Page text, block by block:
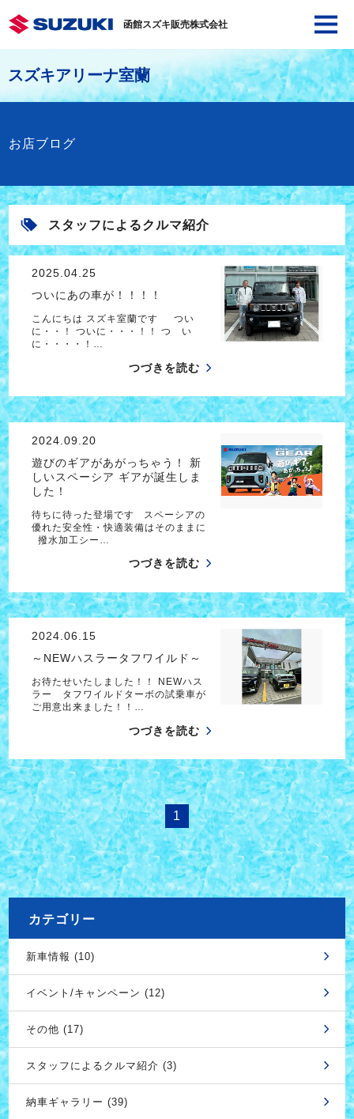
函館スズキ販売株式会社
スズキアリーナ室蘭
お店ブログ
スタッフによるクルマ紹介
2025.04.25
ついにあの車が！！！！
こんにちは スズキ室蘭です つい
に・・！ ついに・・・！！ つ い
に・・・・！…
つづきを読む
2024.09.20
遊びのギアがあがっちゃう！ 新
しいスペーシア ギアが誕生しま
した！
待ちに待った登場です スペーシアの
優れた安全性・快適装備はそのままに
撥水加工シー…
つづきを読む
2024.06.15
～NEWハスラータフワイルド～
お待たせいたしました！！ NEWハス
ラー タフワイルドターボの試乗車が
ご用意出来ました！！…
つづきを読む
1
カテゴリー
新車情報 (10)
イベント/キャンペーン (12)
その他 (17)
スタッフによるクルマ紹介 (3)
納車ギャラリー (39)